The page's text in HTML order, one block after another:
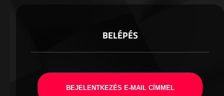
BELÉPÉS
BEJELENTKEZÉS E-MAIL CÍMMEL